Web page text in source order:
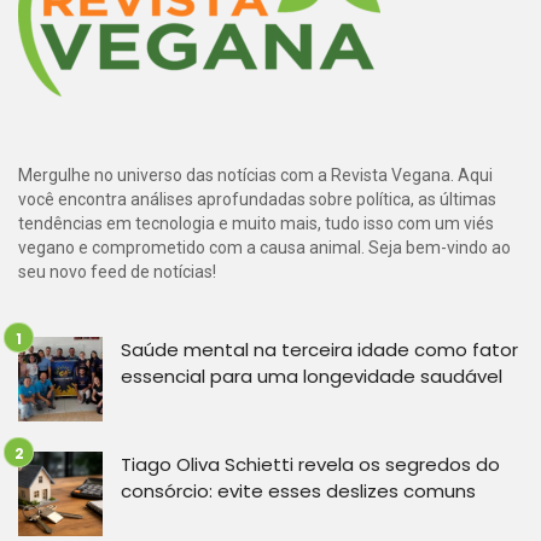
Mergulhe no universo das notícias com a Revista Vegana. Aqui
você encontra análises aprofundadas sobre política, as últimas
tendências em tecnologia e muito mais, tudo isso com um viés
vegano e comprometido com a causa animal. Seja bem-vindo ao
seu novo feed de notícias!
Saúde mental na terceira idade como fator
essencial para uma longevidade saudável
Tiago Oliva Schietti revela os segredos do
consórcio: evite esses deslizes comuns